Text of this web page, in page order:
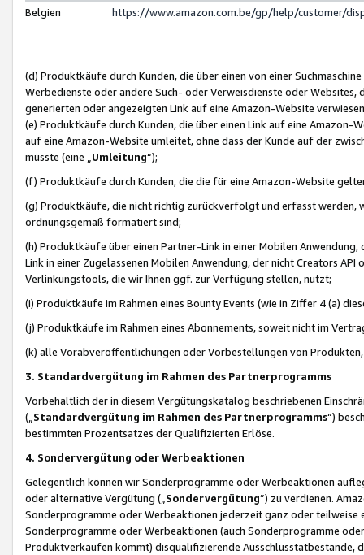
Belgien
https://www.amazon.com.be/gp/help/customer/
(d) Produktkäufe durch Kunden, die über einen von einer
Werbedienste oder andere Such- oder Verweisdienste oder Websites,
generierten oder angezeigten Link auf eine Amazon-Website
(e) Produktkäufe durch Kunden, die über einen Link auf eine
auf eine Amazon-Website umleitet, ohne dass der Kunde auf der
müsste (eine „ Umleitung“);
(f) Produktkäufe durch Kunden, die die für eine Amazon-Website
(g) Produktkäufe, die nicht richtig zurückverfolgt und erfasst werden,
ordnungsgemäß formatiert sind;
(h) Produktkäufe über einen Partner-Link in einer Mobilen
Link in einer Zugelassenen Mobilen Anwendung, der nicht Creators
Verlinkungstools, die wir Ihnen ggf. zur Verfügung stellen, nutzt;
(i) Produktkäufe im Rahmen eines Bounty Events (wie in Ziffer 4 (a)
(j) Produktkäufe im Rahmen eines Abonnements, soweit nicht im
(k) alle Vorabveröffentlichungen oder Vorbestellungen von
3. Standardvergütung im Rahmen des Partnerprogramms
Vorbehaltlich der in diesem Vergütungskatalog beschriebenen
(„ Standardvergütung im Rahmen des Partnerprogramms“)
bestimmten Prozentsatzes der Qualifizierten Erlöse.
4. Sondervergütung oder Werbeaktionen
Gelegentlich können wir Sonderprogramme oder Werbeaktionen
oder alternative Vergütung („ Sondervergütung”) zu verdienen.
Sonderprogramme oder Werbeaktionen jederzeit ganz oder
Sonderprogramme oder Werbeaktionen (auch Sonderprogramme
Produktverkäufen kommt) disqualifizierende Ausschlusstatbestände,